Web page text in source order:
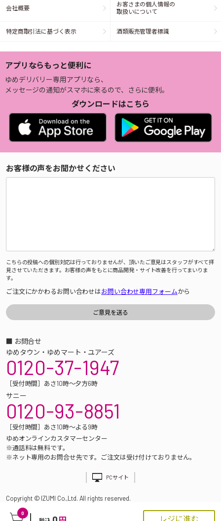
0
レジに進む
会社概要
お客さまの個人情報の
取扱いについて
特定商取引法に基づく表示 酒類販売管理者標識
アプリならもっと便利に
ゆめデリバリー専用アプリなら、
メッセージの通知がスマホに来るので、さらに便利。
ダウンロードはこちら
お客様の声をお聞かせください
こちらの投稿への個別対応は行っておりませんが、頂いたご意見はスタッフがすべて拝
見させていただきます。お客様の声をもとに商品開発・サイト改善を行ってまいりま
す。
ご注文にかかわるお問い合わせはお問い合わせ専用フォームから
■ お問合せ
ゆめタウン・ゆめマート・ユアーズ
0120-37-1947
［受付時間］あさ10時～夕方6時
サニー
0120-93-8851
［受付時間］あさ10時～よる9時
ゆめオンラインカスタマーセンター
※通話料は無料です。
※ネット専用のお問合せ先です。ご注文は受け付けておりません。
PCサイト
Copyright © IZUMI Co.,Ltd. All rights reserved.